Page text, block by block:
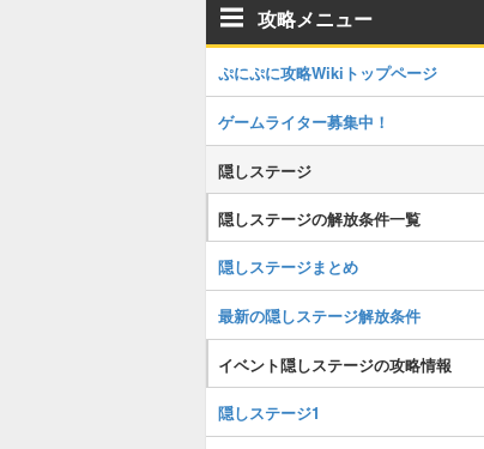
攻略メニュー
ぷにぷに攻略Wikiトップページ
ゲームライター募集中！
隠しステージ
隠しステージの解放条件一覧
隠しステージまとめ
最新の隠しステージ解放条件
イベント隠しステージの攻略情報
隠しステージ1